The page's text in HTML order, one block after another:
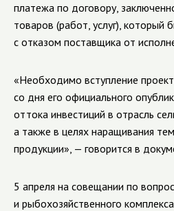
платежа по договору,
товаров (работ, услуг), который
с отказом поставщика от
«Необходимо вступление
со дня его официального
оттока инвестиций в отрасль
а также в целях наращивания
продукции», — говорится в
5 апреля на совещании по
и рыбохозяйственного